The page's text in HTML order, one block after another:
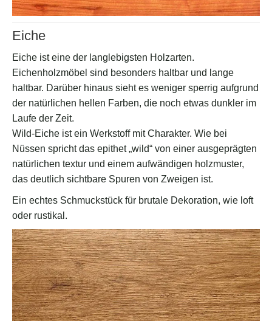
Eiche
Eiche ist eine der langlebigsten Holzarten.
Eichenholzmöbel sind besonders haltbar und lange
haltbar. Darüber hinaus sieht es weniger sperrig aufgrund
der natürlichen hellen Farben, die noch etwas dunkler im
Laufe der Zeit.
Wild-Eiche ist ein Werkstoff mit Charakter. Wie bei
Nüssen spricht das epithet „wild“ von einer ausgeprägten
natürlichen textur und einem aufwändigen holzmuster,
das deutlich sichtbare Spuren von Zweigen ist.
Ein echtes Schmuckstück für brutale Dekoration, wie loft
oder rustikal.